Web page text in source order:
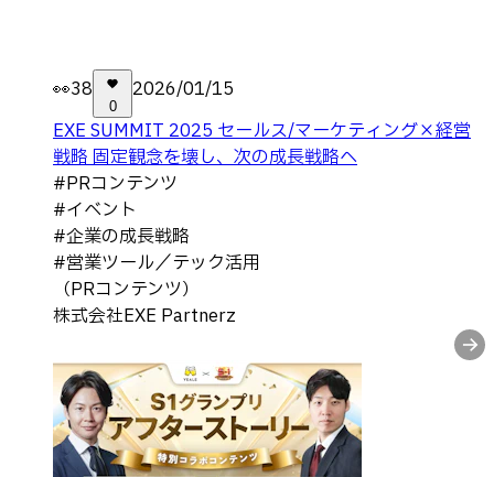
👀38
0
2026/01/15
EXE SUMMIT 2025 セールス/マーケティング×経営
戦略 固定観念を壊し、次の成長戦略へ
#PRコンテンツ
#イベント
#企業の成長戦略
#営業ツール／テック活用
（PRコンテンツ）
株式会社EXE Partnerz